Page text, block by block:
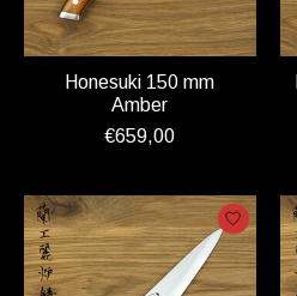
Honesuki 150 mm
Amber
€659,00